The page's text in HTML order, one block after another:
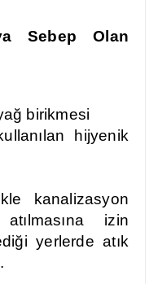
Sebep Olan
birikmesi
hijyenik
kanalizasyon
atılmasına izin
yerlerde atık